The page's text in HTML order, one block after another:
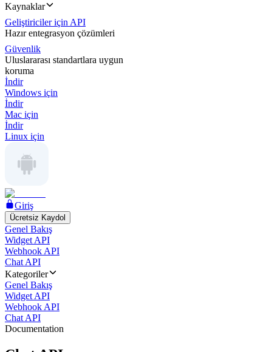
Kaynaklar
Geliştiriciler için API
Hazır entegrasyon çözümleri
Güvenlik
Uluslararası standartlara uygun
koruma
İndir
Windows için
İndir
Mac için
İndir
Linux için
Giriş
Ücretsiz Kaydol
Genel Bakış
Widget API
Webhook API
Chat API
Kategoriler
Genel Bakış
Widget API
Webhook API
Chat API
Documentation